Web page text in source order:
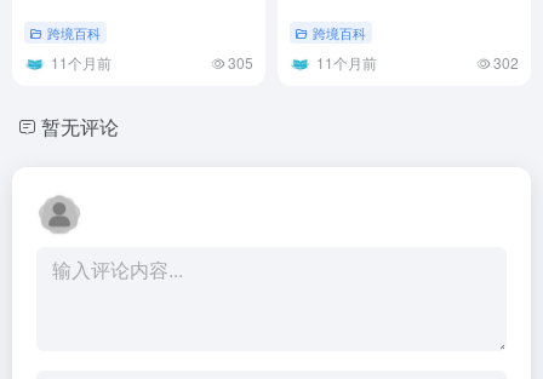
跨境百科
11个月前 305
跨境百科
11个月前 302
暂无评论